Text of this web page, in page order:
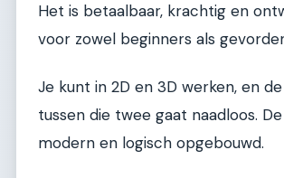
Het is betaalbaar, krachtig en
voor zowel beginners als
Je kunt in 2D en 3D werken, en
tussen die twee gaat naadloos.
modern en logisch opgebouwd.